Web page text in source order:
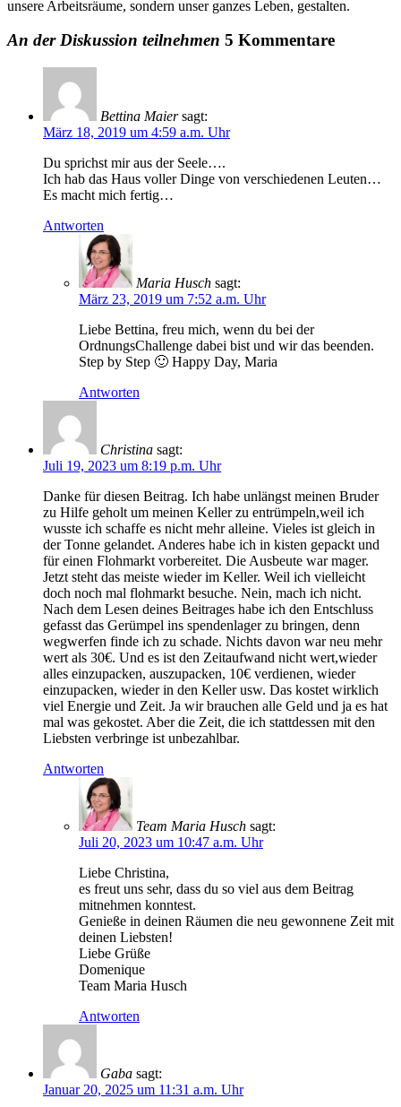
unsere Arbeitsräume, sondern unser ganzes Leben, gestalten.
An der Diskussion teilnehmen 5 Kommentare
Bettina Maier sagt:
März 18, 2019 um 4:59 a.m. Uhr
Du sprichst mir aus der Seele….
Ich hab das Haus voller Dinge von verschiedenen Leuten…
Es macht mich fertig…
Antworten
Maria Husch sagt:
März 23, 2019 um 7:52 a.m. Uhr
Liebe Bettina, freu mich, wenn du bei der
OrdnungsChallenge dabei bist und wir das beenden.
Step by Step 🙂 Happy Day, Maria
Antworten
Christina sagt:
Juli 19, 2023 um 8:19 p.m. Uhr
Danke für diesen Beitrag. Ich habe unlängst meinen Bruder
zu Hilfe geholt um meinen Keller zu entrümpeln,weil ich
wusste ich schaffe es nicht mehr alleine. Vieles ist gleich in
der Tonne gelandet. Anderes habe ich in kisten gepackt und
für einen Flohmarkt vorbereitet. Die Ausbeute war mager.
Jetzt steht das meiste wieder im Keller. Weil ich vielleicht
doch noch mal flohmarkt besuche. Nein, mach ich nicht.
Nach dem Lesen deines Beitrages habe ich den Entschluss
gefasst das Gerümpel ins spendenlager zu bringen, denn
wegwerfen finde ich zu schade. Nichts davon war neu mehr
wert als 30€. Und es ist den Zeitaufwand nicht wert,wieder
alles einzupacken, auszupacken, 10€ verdienen, wieder
einzupacken, wieder in den Keller usw. Das kostet wirklich
viel Energie und Zeit. Ja wir brauchen alle Geld und ja es hat
mal was gekostet. Aber die Zeit, die ich stattdessen mit den
Liebsten verbringe ist unbezahlbar.
Antworten
Team Maria Husch sagt:
Juli 20, 2023 um 10:47 a.m. Uhr
Liebe Christina,
es freut uns sehr, dass du so viel aus dem Beitrag
mitnehmen konntest.
Genieße in deinen Räumen die neu gewonnene Zeit mit
deinen Liebsten!
Liebe Grüße
Domenique
Team Maria Husch
Antworten
Gaba sagt:
Januar 20, 2025 um 11:31 a.m. Uhr